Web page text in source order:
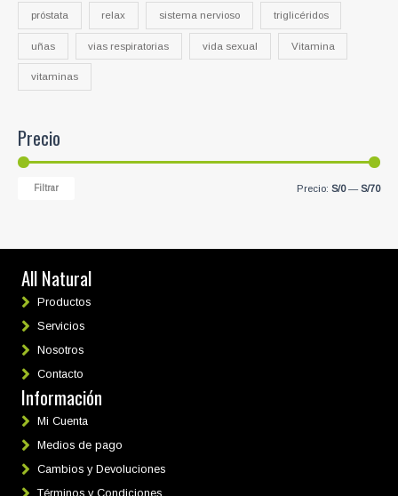
próstata relax sistema nervioso triglicéridos
uñas vias respiratorias vida sexual Vitamina
vitaminas
Precio
PP
Filtrar Precio: S/0— S/70
All Natural
Productos
Servicios
Nosotros
Contacto
Información
Mi Cuenta
Medios de pago
Cambios y Devoluciones
Términos y Condiciones